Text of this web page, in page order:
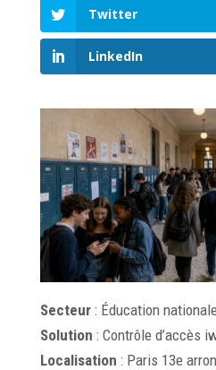
Twitter
LinkedIn
Secteur: Éducation nationale
Solution : Contrôle d’accès
Localisation : Paris 13e